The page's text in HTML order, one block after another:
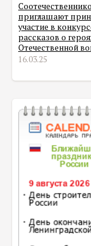
приглашают
участие в
рассказов о
Отечественной
16.03.25